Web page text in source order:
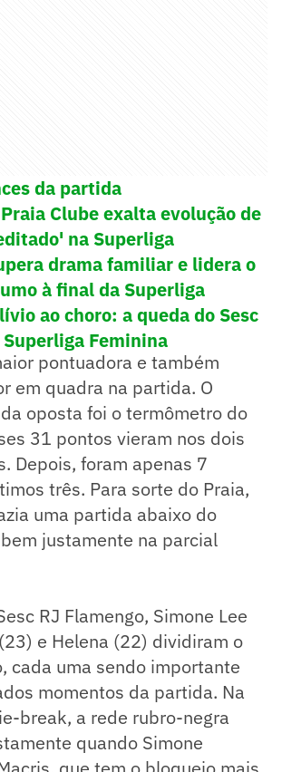
da partida
Clube exalta evolução de
na Superliga
drama familiar e lidera o
à final da Superliga
ao choro: a queda do Sesc
Feminina
pontuadora e também
em quadra na partida. O
oposta foi o termômetro do
31 pontos vieram nos dois
Depois, foram apenas 7
três. Para sorte do Praia,
uma partida abaixo do
justamente na parcial
RJ Flamengo, Simone Lee
e Helena (22) dividiram o
cada uma sendo importante
momentos da partida. Na
break, a rede rubro-negra
quando Simone